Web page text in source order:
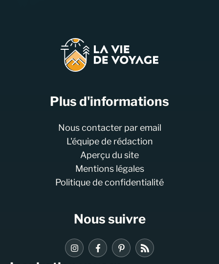
Plus d'informations
Nous contacter par email
L'équipe de rédaction
Aperçu du site
Mentions légales
Politique de confidentialité
Nous suivre